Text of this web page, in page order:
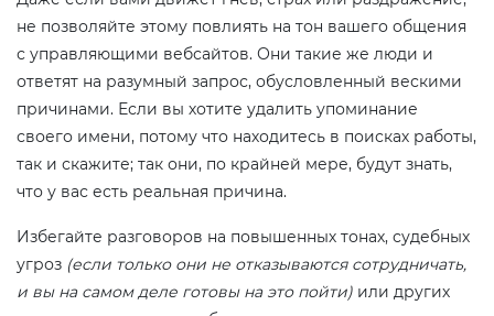
не позволяйте этому повлиять на тон вашего общения
с управляющими вебсайтов. Они такие же люди и
ответят на разумный запрос, обусловленный вескими
причинами. Если вы хотите удалить упоминание
своего имени, потому что находитесь в поисках работы,
так и скажите; так они, по крайней мере, будут знать,
что у вас есть реальная причина.
Избегайте разговоров на повышенных тонах, судебных
угроз (если только они не отказываются сотрудничать,
и вы на самом деле готовы на это пойти) или других